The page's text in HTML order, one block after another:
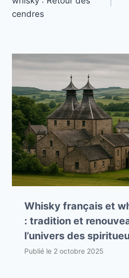
l’article
cendres
Whisky français et
: tradition et
l’univers des
Publié le 2 octobre 2025